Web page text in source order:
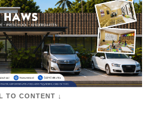
TO CONTENT ↓